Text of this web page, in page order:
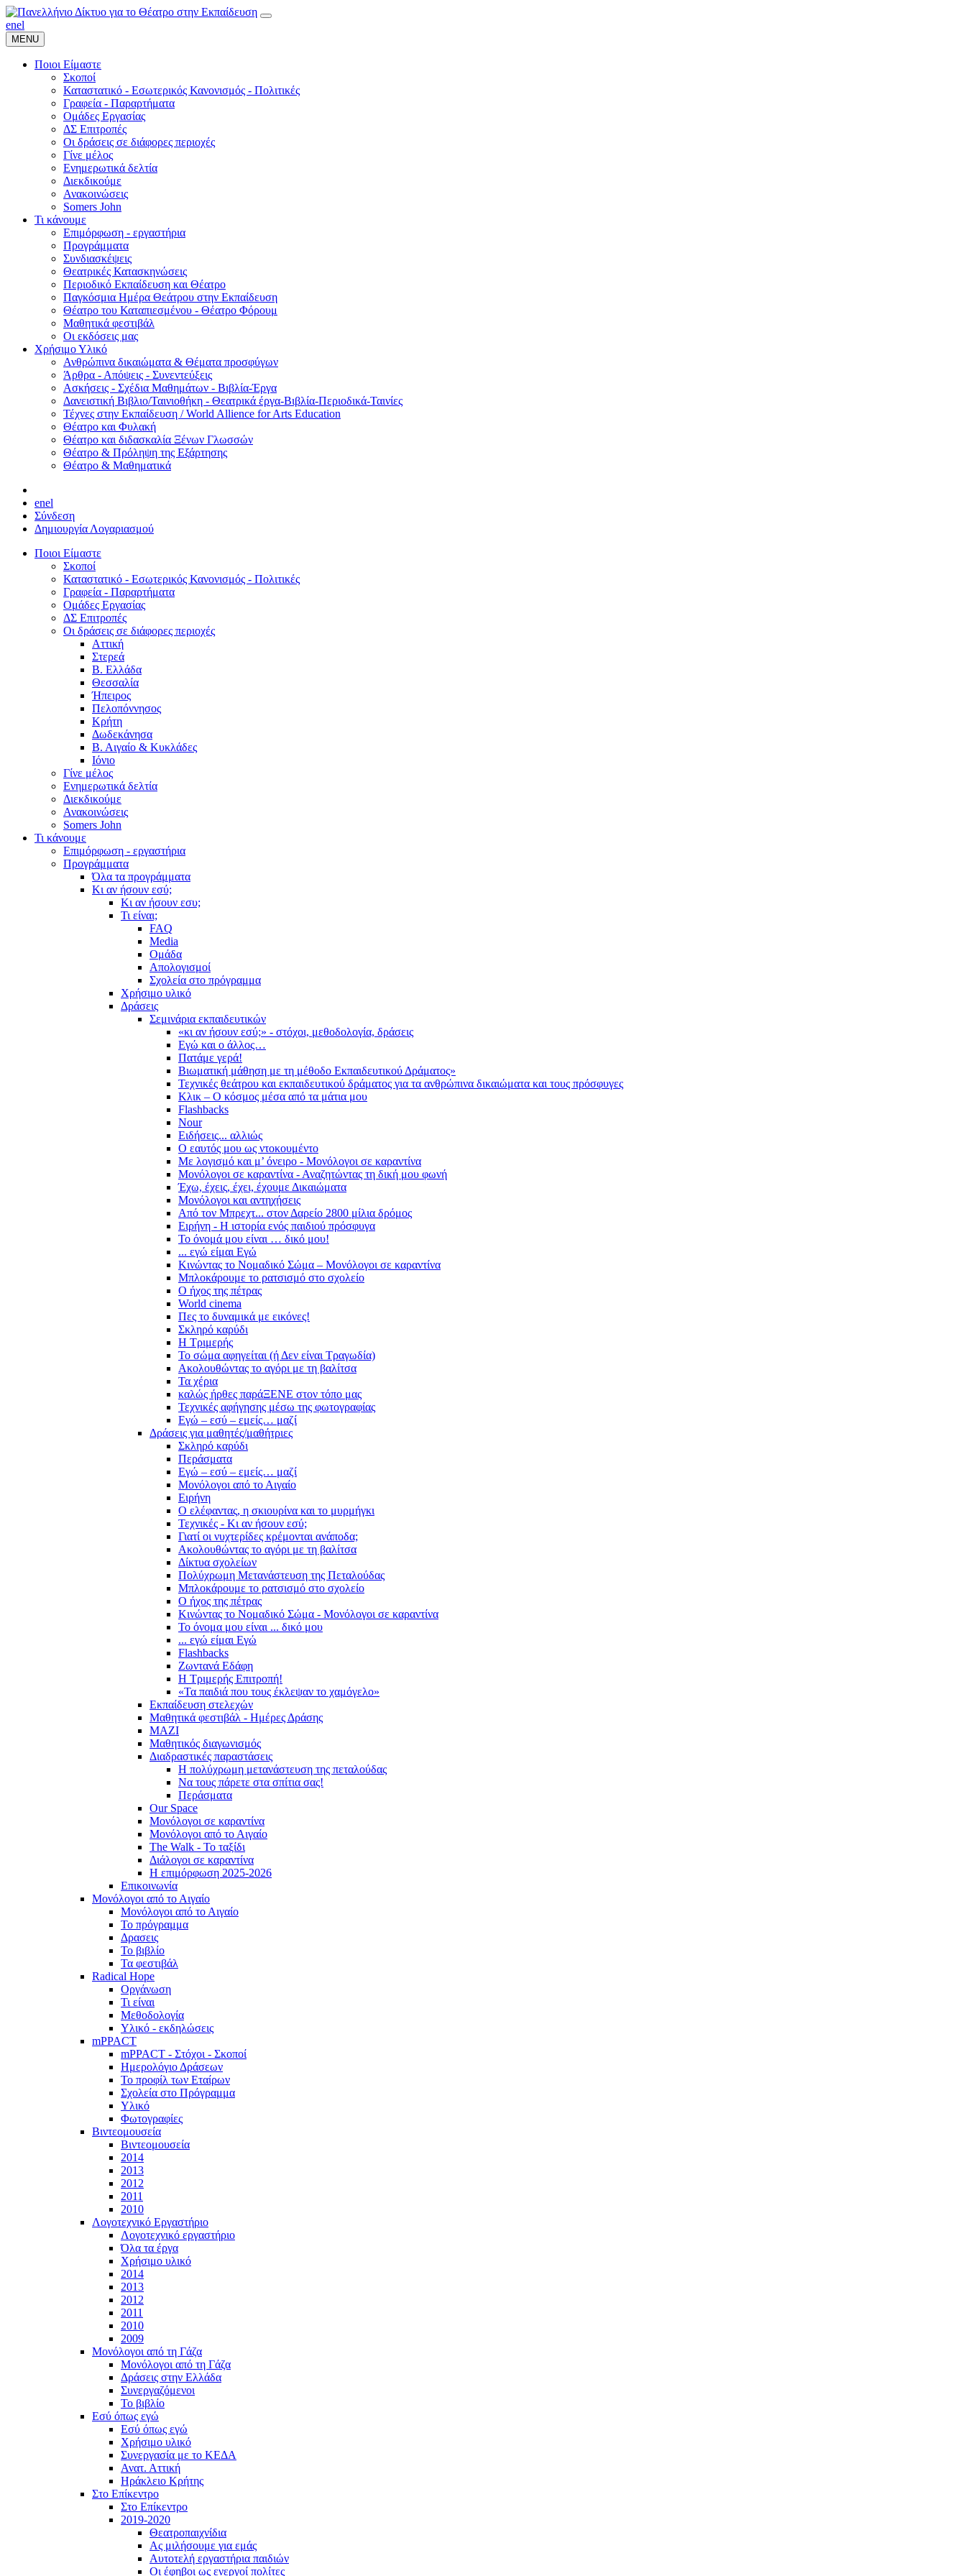
enel
MENU
Ποιοι Είμαστε
Σκοποί
Καταστατικό - Εσωτερικός Κανονισμός - Πολιτικές
Γραφεία - Παραρτήματα
Ομάδες Εργασίας
ΔΣ Επιτροπές
Οι δράσεις σε διάφορες περιοχές
Γίνε μέλος
Ενημερωτικά δελτία
Διεκδικούμε
Ανακοινώσεις
Somers John
Τι κάνουμε
Επιμόρφωση - εργαστήρια
Προγράμματα
Συνδιασκέψεις
Θεατρικές Κατασκηνώσεις
Περιοδικό Εκπαίδευση και Θέατρο
Παγκόσμια Ημέρα Θεάτρου στην Εκπαίδευση
Θέατρο του Καταπιεσμένου - Θέατρο Φόρουμ
Μαθητικά φεστιβάλ
Οι εκδόσεις μας
Χρήσιμο Υλικό
Ανθρώπινα δικαιώματα & Θέματα προσφύγων
Άρθρα - Απόψεις - Συνεντεύξεις
Ασκήσεις - Σχέδια Μαθημάτων - Βιβλία-Έργα
Δανειστική Βιβλιο/Ταινιοθήκη - Θεατρικά έργα-Βιβλία-Περιοδικά-Ταινίες
Τέχνες στην Εκπαίδευση / World Allience for Arts Education
Θέατρο και Φυλακή
Θέατρο και διδασκαλία Ξένων Γλωσσών
Θέατρο & Πρόληψη της Εξάρτησης
Θέατρο & Μαθηματικά
enel
Σύνδεση
Δημιουργία Λογαριασμού
Ποιοι Είμαστε
Σκοποί
Καταστατικό - Εσωτερικός Κανονισμός - Πολιτικές
Γραφεία - Παραρτήματα
Ομάδες Εργασίας
ΔΣ Επιτροπές
Οι δράσεις σε διάφορες περιοχές
Αττική
Στερεά
Β. Ελλάδα
Θεσσαλία
Ήπειρος
Πελοπόννησος
Κρήτη
Δωδεκάνησα
Β. Αιγαίο & Κυκλάδες
Ιόνιο
Γίνε μέλος
Ενημερωτικά δελτία
Διεκδικούμε
Ανακοινώσεις
Somers John
Τι κάνουμε
Επιμόρφωση - εργαστήρια
Προγράμματα
Όλα τα προγράμματα
Κι αν ήσουν εσύ;
Κι αν ήσουν εσυ;
Τι είναι;
FAQ
Media
Ομάδα
Απολογισμοί
Σχολεία στο πρόγραμμα
Χρήσιμο υλικό
Δράσεις
Σεμινάρια εκπαιδευτικών
«κι αν ήσουν εσύ;» - στόχοι, μεθοδολογία, δράσεις
Εγώ και ο άλλος…
Πατάμε γερά!
Βιωματική μάθηση με τη μέθοδο Εκπαιδευτικού Δράματος»
Τεχνικές θεάτρου και εκπαιδευτικού δράματος για τα ανθρώπινα δικαιώματα και τους πρόσφυγες
Κλικ – Ο κόσμος μέσα από τα μάτια μου
Flashbacks
Nour
Ειδήσεις... αλλιώς
Ο εαυτός μου ως ντοκουμέντο
Με λογισμό και μ’ όνειρο - Μονόλογοι σε καραντίνα
Μονόλογοι σε καραντίνα - Αναζητώντας τη δική μου φωνή
Έχω, έχεις, έχει, έχουμε Δικαιώματα
Μονόλογοι και αντηχήσεις
Από τον Μπρεχτ... στον Δαρείο 2800 μίλια δρόμος
Ειρήνη - Η ιστορία ενός παιδιού πρόσφυγα
Το όνομά μου είναι … δικό μου!
... εγώ είμαι Εγώ
Κινώντας το Νομαδικό Σώμα – Μονόλογοι σε καραντίνα
Μπλοκάρουμε το ρατσισμό στο σχολείο
Ο ήχος της πέτρας
World cinema
Πες το δυναμικά με εικόνες!
Σκληρό καρύδι
Η Τριμερής
Το σώμα αφηγείται (ή Δεν είναι Τραγωδία)
Ακολουθώντας το αγόρι με τη βαλίτσα
Τα χέρια
καλώς ήρθες παράΞΕΝΕ στον τόπο μας
Τεχνικές αφήγησης μέσω της φωτογραφίας
Εγώ – εσύ – εμείς… μαζί
Δράσεις για μαθητές/μαθήτριες
Σκληρό καρύδι
Περάσματα
Εγώ – εσύ – εμείς… μαζί
Μονόλογοι από το Αιγαίο
Ειρήνη
Ο ελέφαντας, η σκιουρίνα και το μυρμήγκι
Τεχνικές - Κι αν ήσουν εσύ;
Γιατί οι νυχτερίδες κρέμονται ανάποδα;
Ακολουθώντας το αγόρι με τη βαλίτσα
Δίκτυα σχολείων
Πολύχρωμη Μετανάστευση της Πεταλούδας
Μπλοκάρουμε το ρατσισμό στο σχολείο
Ο ήχος της πέτρας
Κινώντας το Νομαδικό Σώμα - Μονόλογοι σε καραντίνα
Το όνομα μου είναι ... δικό μου
... εγώ είμαι Εγώ
Flashbacks
Ζωντανά Εδάφη
Η Τριμερής Επιτροπή!
«Τα παιδιά που τους έκλεψαν το χαμόγελο»
Εκπαίδευση στελεχών
Μαθητικά φεστιβάλ - Ημέρες Δράσης
ΜΑΖΙ
Μαθητικός διαγωνισμός
Διαδραστικές παραστάσεις
Η πολύχρωμη μετανάστευση της πεταλούδας
Να τους πάρετε στα σπίτια σας!
Περάσματα
Our Space
Μονόλογοι σε καραντίνα
Μονόλογοι από το Αιγαίο
The Walk - Το ταξίδι
Διάλογοι σε καραντίνα
Η επιμόρφωση 2025-2026
Επικοινωνία
Μονόλογοι από το Αιγαίο
Μονόλογοι από το Αιγαίο
Το πρόγραμμα
Δρασεις
Το βιβλίο
Τα φεστιβάλ
Radical Hope
Οργάνωση
Τι είναι
Μεθοδολογία
Υλικό - εκδηλώσεις
mPPACT
mPPACT - Στόχοι - Σκοποί
Ημερολόγιο Δράσεων
Το προφίλ των Εταίρων
Σχολεία στο Πρόγραμμα
Υλικό
Φωτογραφίες
Βιντεομουσεία
Βιντεομουσεία
2014
2013
2012
2011
2010
Λογοτεχνικό Εργαστήριο
Λογοτεχνικό εργαστήριο
Όλα τα έργα
Χρήσιμο υλικό
2014
2013
2012
2011
2010
2009
Μονόλογοι από τη Γάζα
Μονόλογοι από τη Γάζα
Δράσεις στην Ελλάδα
Συνεργαζόμενοι
To βιβλίο
Εσύ όπως εγώ
Εσύ όπως εγώ
Χρήσιμο υλικό
Συνεργασία με το ΚΕΔΑ
Ανατ. Αττική
Ηράκλειο Κρήτης
Στο Επίκεντρο
Στο Επίκεντρο
2019-2020
Θεατροπαιχνίδια
Ας μιλήσουμε για εμάς
Αυτοτελή εργαστήρια παιδιών
Οι έφηβοι ως ενεργοί πολίτες